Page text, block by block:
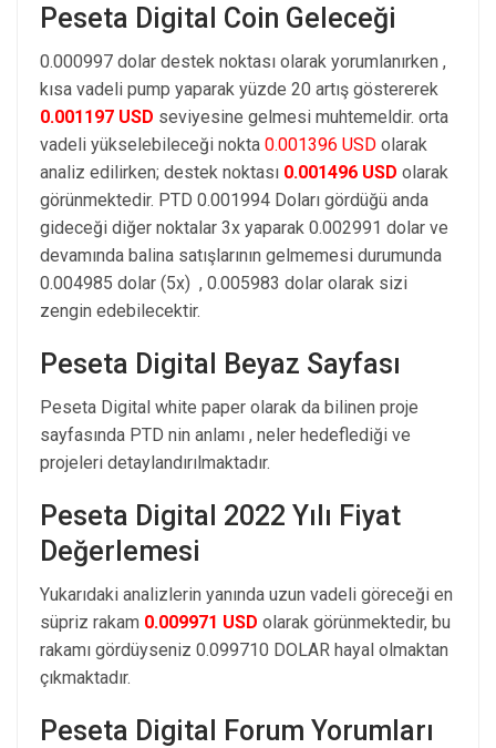
Peseta Digital Coin Geleceği
0.000997 dolar destek noktası olarak yorumlanırken ,
kısa vadeli pump yaparak yüzde 20 artış göstererek
0.001197 USD seviyesine gelmesi muhtemeldir. orta
vadeli yükselebileceği nokta 0.001396 USD olarak
analiz edilirken; destek noktası 0.001496 USD olarak
görünmektedir. PTD 0.001994 Doları gördüğü anda
gideceği diğer noktalar 3x yaparak 0.002991 dolar ve
devamında balina satışlarının gelmemesi durumunda
0.004985 dolar (5x) , 0.005983 dolar olarak sizi
zengin edebilecektir.
Peseta Digital Beyaz Sayfası
Peseta Digital white paper olarak da bilinen proje
sayfasında PTD nin anlamı , neler hedeflediği ve
projeleri detaylandırılmaktadır.
Peseta Digital 2022 Yılı Fiyat
Değerlemesi
Yukarıdaki analizlerin yanında uzun vadeli göreceği en
süpriz rakam 0.009971 USD olarak görünmektedir, bu
rakamı gördüyseniz 0.099710 DOLAR hayal olmaktan
çıkmaktadır.
Peseta Digital Forum Yorumları